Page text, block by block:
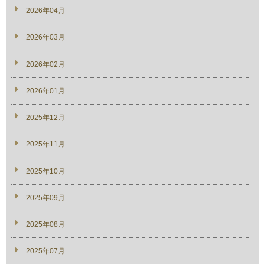
2026年04月
2026年03月
2026年02月
2026年01月
2025年12月
2025年11月
2025年10月
2025年09月
2025年08月
2025年07月